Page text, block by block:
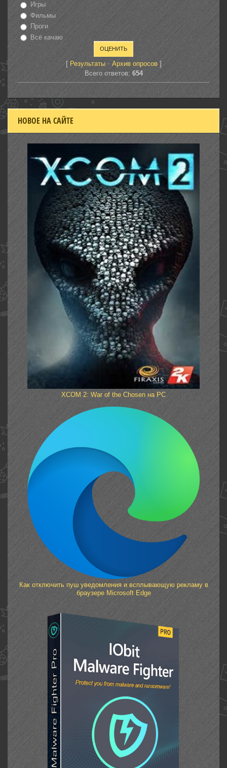
Игры
Фильмы
Проги
Всё качаю
[ Результаты· Архив опросов]
Всего ответов: 654
НОВОЕ НА САЙТЕ
XCOM 2: War of the Chosen на PC
Как отключить пуш уведомления и всплывающую рекламу в
браузере Microsoft Edge